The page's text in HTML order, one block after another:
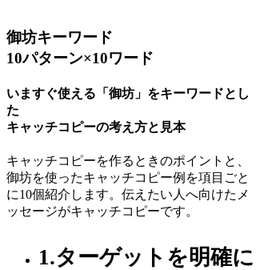
御坊キーワード
10パターン×10ワード
いますぐ使える「御坊」をキーワードとし
た
キャッチコピーの考え方と見本
キャッチコピーを作るときのポイントと、
御坊を使ったキャッチコピー例を項目ごと
に10個紹介します。伝えたい人へ向けたメ
ッセージがキャッチコピーです。
1.ターゲットを明確に